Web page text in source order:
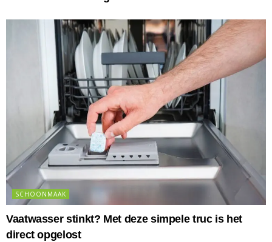
SCHOONMAAK
Vaatwasser stinkt? Met deze simpele truc is het
direct opgelost